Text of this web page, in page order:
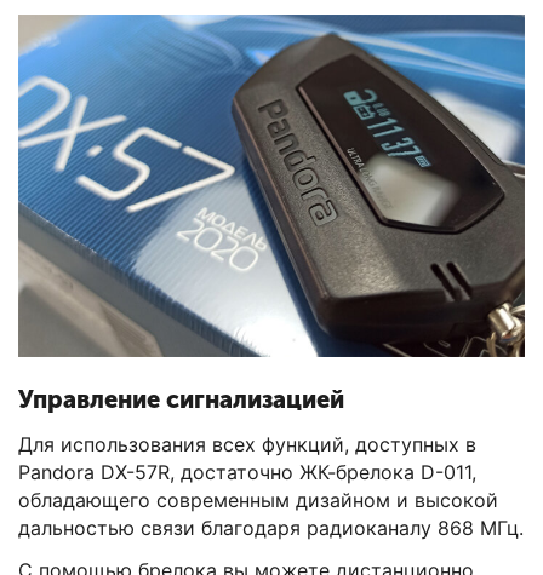
Управление сигнализацией
Для использования всех функций, доступных в
Pandora DX-57R, достаточно ЖК-брелока D-011,
обладающего современным дизайном и высокой
дальностью связи благодаря радиоканалу 868 МГц.